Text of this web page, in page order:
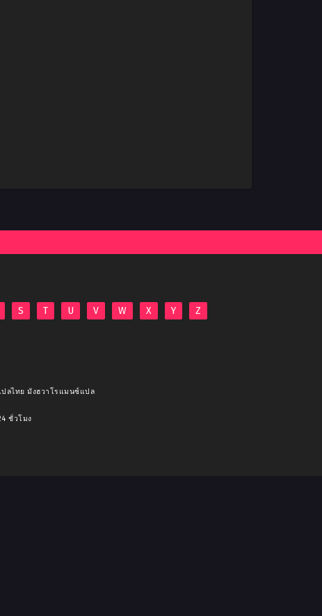
S T U V W X Y Z
ลไทย มังฮวาโรแมนซ์แปล
ชั่วโมง